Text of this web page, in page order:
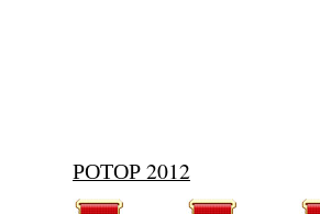
РОТОР 2012